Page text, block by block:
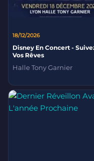
18/12/2026
Disney En Concert -
Vos Rêves
Halle Tony Garnier